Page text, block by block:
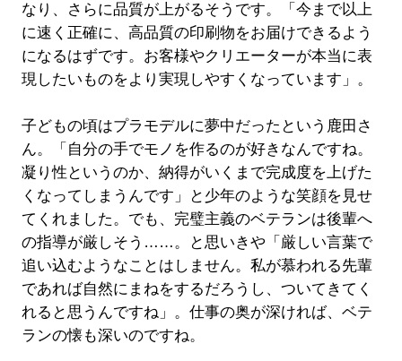
なり、さらに品質が上がるそうです。「今まで以上
に速く正確に、高品質の印刷物をお届けできるよう
になるはずです。お客様やクリエーターが本当に表
現したいものをより実現しやすくなっています」。
子どもの頃はプラモデルに夢中だったという鹿田さ
ん。「自分の手でモノを作るのが好きなんですね。
凝り性というのか、納得がいくまで完成度を上げた
くなってしまうんです」と少年のような笑顔を見せ
てくれました。でも、完璧主義のベテランは後輩へ
の指導が厳しそう……。と思いきや「厳しい言葉で
追い込むようなことはしません。私が慕われる先輩
であれば自然にまねをするだろうし、ついてきてく
れると思うんですね」。仕事の奥が深ければ、ベテ
ランの懐も深いのですね。